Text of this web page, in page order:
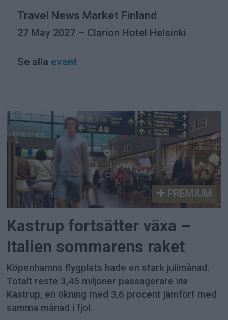
Travel News Market Finland
27 May 2027 – Clarion Hotel Helsinki
Se alla event
PREMIUM
Kastrup fortsätter växa –
Italien sommarens raket
Köpenhamns flygplats hade en stark julimånad.
Totalt reste 3,45 miljoner passagerare via
Kastrup, en ökning med 3,6 procent jämfört med
samma månad i fjol.